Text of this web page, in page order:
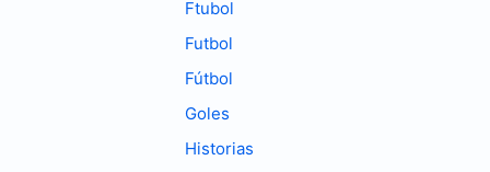
Ftubol
Futbol
Fútbol
Goles
Historias